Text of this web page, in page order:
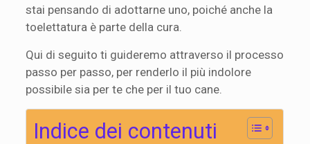
stai pensando di adottarne uno, poiché anche la
toelettatura è parte della cura.
Qui di seguito ti guideremo attraverso il processo
passo per passo, per renderlo il più indolore
possibile sia per te che per il tuo cane.
Indice dei contenuti